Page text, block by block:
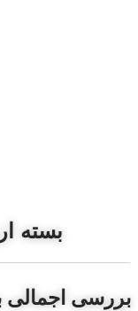
بسته
بررسی اجمالی